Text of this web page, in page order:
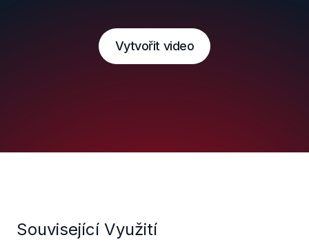
Vytvořit video
Související Využití